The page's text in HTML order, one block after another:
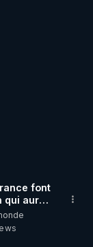
font
qui aurait
2001